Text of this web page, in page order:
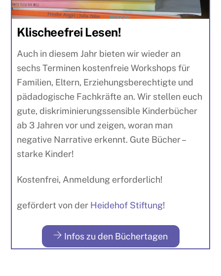
Klischeefrei Lesen!
Auch in diesem Jahr bieten wir wieder an
sechs Terminen kostenfreie Workshops für
Familien, Eltern, Erziehungsberechtigte und
pädadogische Fachkräfte an. Wir stellen euch
gute, diskriminierungssensible Kinderbücher
ab 3 Jahren vor und zeigen, woran man
negative Narrative erkennt. Gute Bücher –
starke Kinder!
Kostenfrei, Anmeldung erforderlich!
gefördert von der Heidehof Stiftung!
Infos zu den Büchertagen